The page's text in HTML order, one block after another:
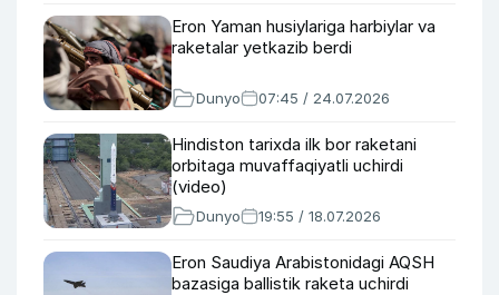
Eron Yaman husiylariga harbiylar va
raketalar yetkazib berdi
Dunyo 07:45 / 24.07.2026
Hindiston tarixda ilk bor raketani
orbitaga muvaffaqiyatli uchirdi
(video)
Dunyo 19:55 / 18.07.2026
Eron Saudiya Arabistonidagi AQSH
bazasiga ballistik raketa uchirdi